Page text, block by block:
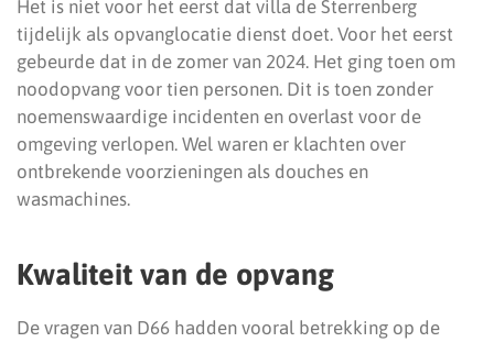
Het is niet voor het eerst dat villa de Sterrenberg
tijdelijk als opvanglocatie dienst doet. Voor het eerst
gebeurde dat in de zomer van 2024. Het ging toen om
noodopvang voor tien personen. Dit is toen zonder
noemenswaardige incidenten en overlast voor de
omgeving verlopen. Wel waren er klachten over
ontbrekende voorzieningen als douches en
wasmachines.
Kwaliteit van de opvang
De vragen van D66 hadden vooral betrekking op de